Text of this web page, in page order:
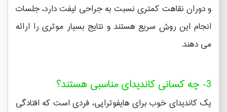
و دوران نقاهت کمتری نسبت به جراحی لیفت دارد، جلسات
انجام این روش سریع هستند و نتایج بسیار موثری را ارائه
می دهند.
3- چه کسانی کاندیدای مناسبی هستند؟
یک کاندیدای خوب برای هایفوتراپی، فردی است که افتادگی